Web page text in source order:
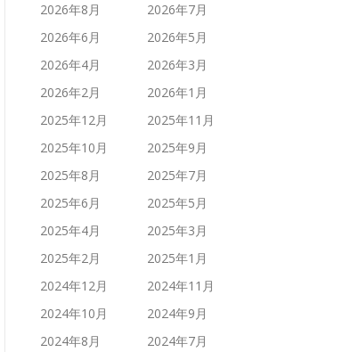
2026年8月
2026年7月
2026年6月
2026年5月
2026年4月
2026年3月
2026年2月
2026年1月
2025年12月
2025年11月
2025年10月
2025年9月
2025年8月
2025年7月
2025年6月
2025年5月
2025年4月
2025年3月
2025年2月
2025年1月
2024年12月
2024年11月
2024年10月
2024年9月
2024年8月
2024年7月